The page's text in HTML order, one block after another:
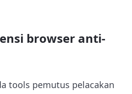
browser anti-
tools pemutus pelacakan